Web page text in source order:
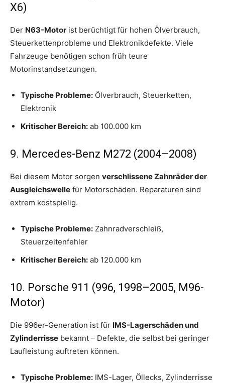
X6)
Der N63-Motor ist berüchtigt für hohen Ölverbrauch,
Steuerkettenprobleme und Elektronikdefekte. Viele
Fahrzeuge benötigen schon früh teure
Motorinstandsetzungen.
Typische Probleme: Ölverbrauch, Steuerketten,
Elektronik
Kritischer Bereich: ab 100.000 km
9. Mercedes-Benz M272 (2004–2008)
Bei diesem Motor sorgen verschlissene Zahnräder der
Ausgleichswelle für Motorschäden. Reparaturen sind
extrem kostspielig.
Typische Probleme: Zahnradverschleiß,
Steuerzeitenfehler
Kritischer Bereich: ab 120.000 km
10. Porsche 911 (996, 1998–2005, M96-
Motor)
Die 996er-Generation ist für IMS-Lagerschäden und
Zylinderrisse bekannt – Defekte, die selbst bei geringer
Laufleistung auftreten können.
Typische Probleme: IMS-Lager, Öllecks, Zylinder­risse